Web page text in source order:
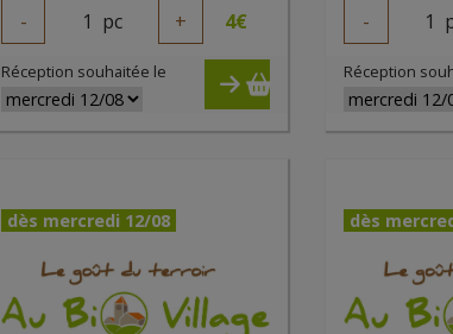
- 1 pc + 4€
Réception souhaitée le
- 1
Réception
dès mercredi 12/08 dès